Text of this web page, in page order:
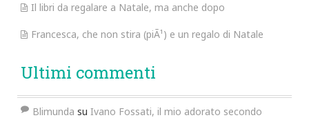
Il libri da regalare a Natale, ma anche dopo
Francesca, che non stira (piÃ¹) e un regalo di Natale
Ultimi commenti
Blimunda su Ivano Fossati, il mio adorato secondo